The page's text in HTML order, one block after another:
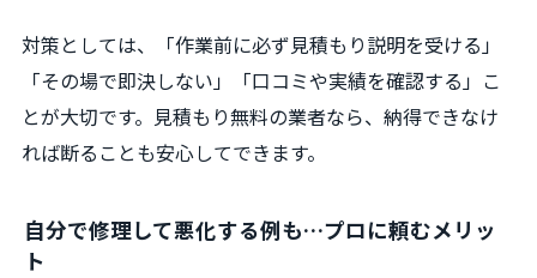
対策としては、「作業前に必ず見積もり説明を受ける」
「その場で即決しない」「口コミや実績を確認する」こ
とが大切です。見積もり無料の業者なら、納得できなけ
れば断ることも安心してできます。
自分で修理して悪化する例も…プロに頼むメリッ
ト